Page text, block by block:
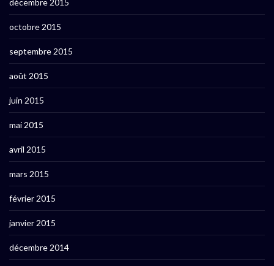
décembre 2015
octobre 2015
septembre 2015
août 2015
juin 2015
mai 2015
avril 2015
mars 2015
février 2015
janvier 2015
décembre 2014